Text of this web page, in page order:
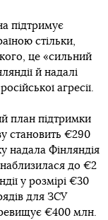
підтримує
стільки,
це «сильний
й надалі
агресії.
план підтримки
становить €290
надала Фінляндія
до €2
у розмірі €30
для ЗСУ
€400 млн.